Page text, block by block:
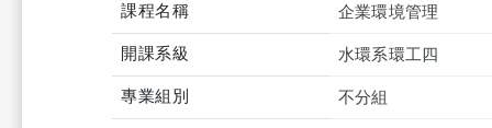
課程名稱 企業環境管理
開課系級 水環系環工四
專業組別 不分組